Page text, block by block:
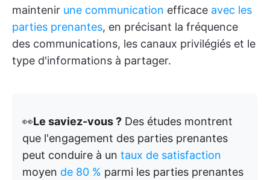
maintenir une communication efficace avec les
parties prenantes, en précisant la fréquence
des communications, les canaux privilégiés et le
type d'informations à partager.
👀Le saviez-vous ? Des études montrent
que l'engagement des parties prenantes
peut conduire à un taux de satisfaction
moyen de 80 % parmi les parties prenantes